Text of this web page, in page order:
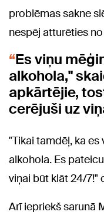
problēmas sakne
nespēj atturēties
Es viņu
alkohola,"
apkārtējie,
cerējuši uz
"Tikai tamdēļ, ka
alkohola. Es
viņai būt klāt 24/7!"
Arī iepriekš sarunā